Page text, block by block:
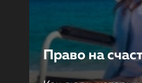
Право на